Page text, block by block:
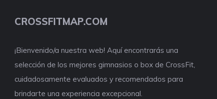
CROSSFITMAP.COM
¡Bienvenido/a nuestra web! Aquí encontrarás una
selección de los mejores gimnasios o box de CrossFit,
cuidadosamente evaluados y recomendados para
brindarte una experiencia excepcional.